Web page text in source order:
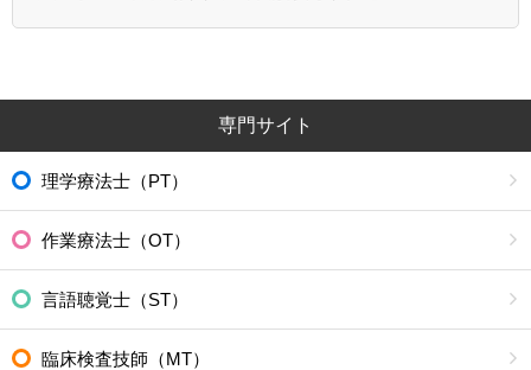
専門サイト
理学療法士（PT）
作業療法士（OT）
言語聴覚士（ST）
臨床検査技師（MT）